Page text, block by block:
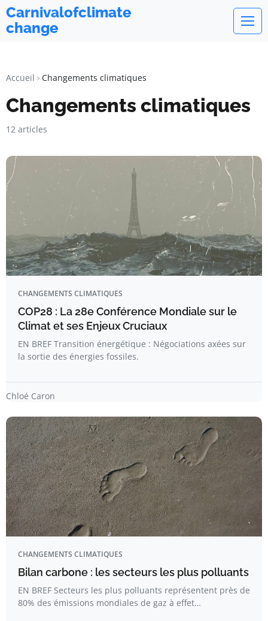
Carnivalofclimate
change
Accueil Changements climatiques
Changements climatiques
12 articles
CHANGEMENTS CLIMATIQUES
COP28 : La 28e Conférence Mondiale sur le
Climat et ses Enjeux Cruciaux
EN BREF Transition énergétique : Négociations axées sur
la sortie des énergies fossiles.
Chloé Caron
CHANGEMENTS CLIMATIQUES
Bilan carbone : les secteurs les plus polluants
EN BREF Secteurs les plus polluants représentent près de
80% des émissions mondiales de gaz à effet…